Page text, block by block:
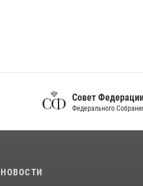
Совет Федерации
Федерального Собрания РФ
НОВОСТИ